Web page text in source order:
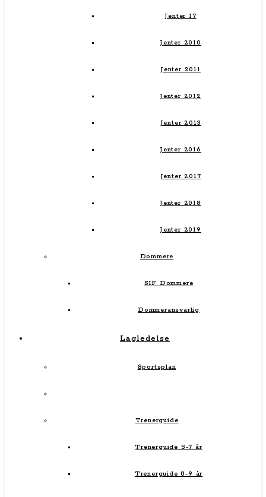
Jenter 17
Jenter 2010
Jenter 2011
Jenter 2012
Jenter 2013
Jenter 2016
Jenter 2017
Jenter 2018
Jenter 2019
Dommere
SIF Dommere
Dommeransvarlig
Lagledelse
Sportsplan
Trenerguide
Trenerguide 5-7 år
Trenerguide 8-9 år